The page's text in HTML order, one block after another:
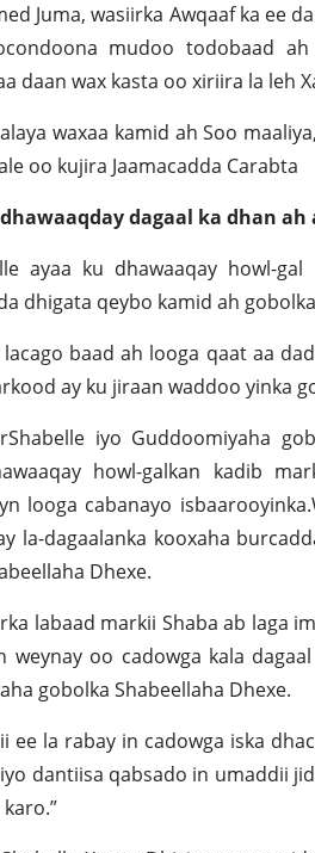
Juma, wasiirka Awqaaf ka ee
mudoo todobaad
daan wax kasta oo xiriira la leh
waxaa kamid ah Soo
oo kujira Jaamacadda Carabta
dagaal ka dhan
ayaa ku dhawaaqay howl-
dhigata qeybo kamid ah
baad ah looga qaat aa
ay ku jiraan waddoo yinka
iyo Guddoomiyaha
howl-galkan kadib
looga cabanayo
la-dagaalanka kooxaha
Dhexe.
labaad markii Shaba ab laga
weynay oo cadowga kala
gobolka Shabeellaha Dhexe.
ee la rabay in cadowga iska
dantiisa qabsado in umaddii